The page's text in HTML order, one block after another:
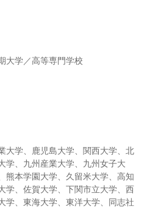
大学／高等専門学校
大学、鹿児島大学、関西大学、北
学、九州産業大学、九州女子大
熊本学園大学、久留米大学、高知
学、佐賀大学、下関市立大学、西
学、東海大学、東洋大学、同志社